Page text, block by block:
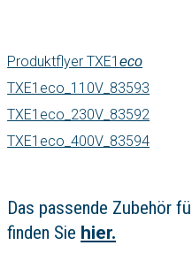
Produktflyer TXE1eco
TXE1eco_110V_83593
TXE1eco_230V_83592
TXE1eco_400V_83594
Das passende Zubehör
finden Sie hier.